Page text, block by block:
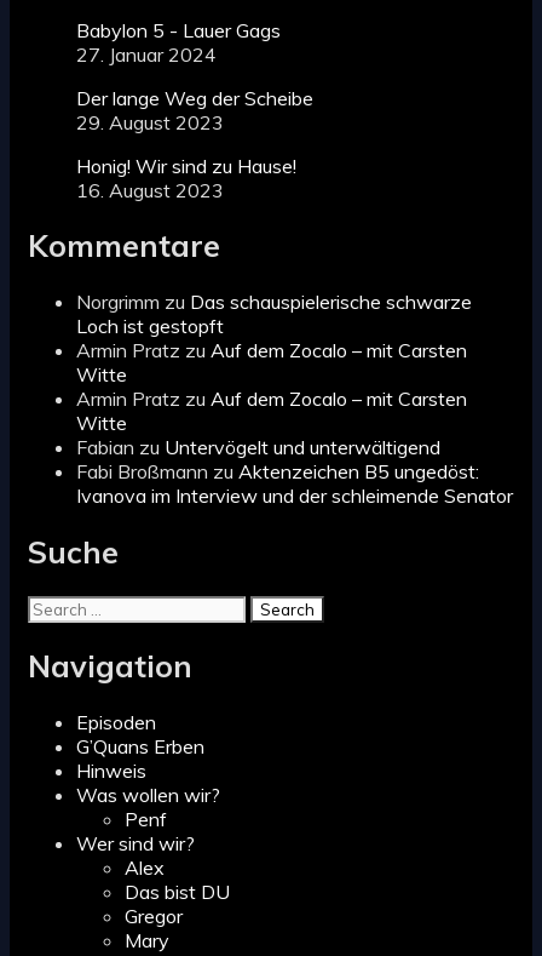
Babylon 5 - Lauer Gags
27. Januar 2024
Der lange Weg der Scheibe
29. August 2023
Honig! Wir sind zu Hause!
16. August 2023
Kommentare
Norgrimm zu Das schauspielerische schwarze
Loch ist gestopft
Armin Pratz zu Auf dem Zocalo – mit Carsten
Witte
Armin Pratz zu Auf dem Zocalo – mit Carsten
Witte
Fabian zu Untervögelt und unterwältigend
Fabi Broßmann zu Aktenzeichen B5 ungedöst:
Ivanova im Interview und der schleimende Senator
Suche
Search
for:
Navigation
Episoden
G’Quans Erben
Hinweis
Was wollen wir?
Penf
Wer sind wir?
Alex
Das bist DU
Gregor
Mary